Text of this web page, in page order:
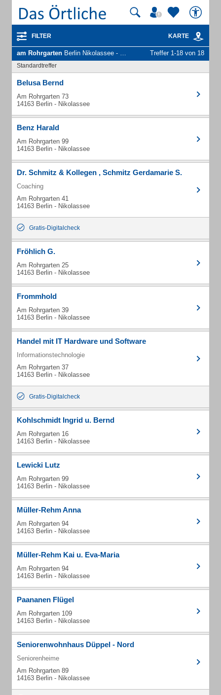
FILTER KARTE
am Rohrgarten Berlin Nikolassee - Unternehmen und Personen Treffer 1-18 von 18
Standardtreffer
Belusa Bernd
Am Rohrgarten 73
14163 Berlin - Nikolassee
Benz Harald
Am Rohrgarten 99
14163 Berlin - Nikolassee
Dr. Schmitz & Kollegen , Schmitz Gerdamarie S.
Coaching
Am Rohrgarten 41
14163 Berlin - Nikolassee
Gratis-Digitalcheck
Fröhlich G.
Am Rohrgarten 25
14163 Berlin - Nikolassee
Frommhold
Am Rohrgarten 39
14163 Berlin - Nikolassee
Handel mit IT Hardware und Software
Informationstechnologie
Am Rohrgarten 37
14163 Berlin - Nikolassee
Gratis-Digitalcheck
Kohlschmidt Ingrid u. Bernd
Am Rohrgarten 16
14163 Berlin - Nikolassee
Lewicki Lutz
Am Rohrgarten 99
14163 Berlin - Nikolassee
Müller-Rehm Anna
Am Rohrgarten 94
14163 Berlin - Nikolassee
Müller-Rehm Kai u. Eva-Maria
Am Rohrgarten 94
14163 Berlin - Nikolassee
Paananen Flügel
Am Rohrgarten 109
14163 Berlin - Nikolassee
Seniorenwohnhaus Düppel - Nord
Seniorenheime
Am Rohrgarten 89
14163 Berlin - Nikolassee